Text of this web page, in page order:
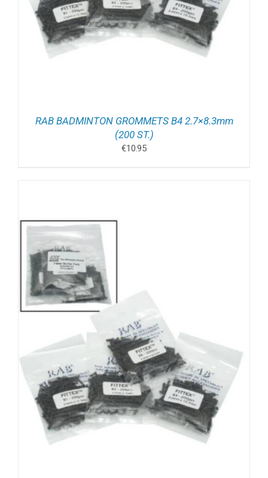
RAB BADMINTON GROMMETS B4 2.7×8.3mm
(200 ST.)
€10.95